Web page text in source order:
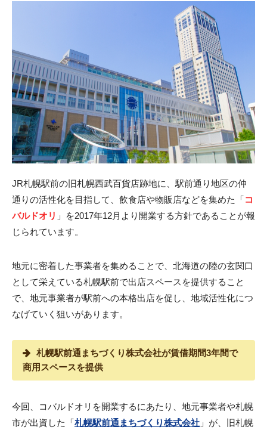
JR札幌駅前の旧札幌西武百貨店跡地に、駅前通り地区の仲
通りの活性化を目指して、飲食店や物販店などを集めた「コ
バルドオリ 」を2017年12月より開業する方針であることが報
じられています。
地元に密着した事業者を集めることで、北海道の陸の玄関口
として栄えている札幌駅前で出店スペースを提供すること
で、地元事業者が駅前への本格出店を促し、地域活性化につ
なげていく狙いがあります。
札幌駅前通まちづくり株式会社が賃借期間3年間で
商用スペースを提供
今回、コバルドオリを開業するにあたり、地元事業者や札幌
市が出資した「札幌駅前通まちづくり株式会社 」が、旧札幌